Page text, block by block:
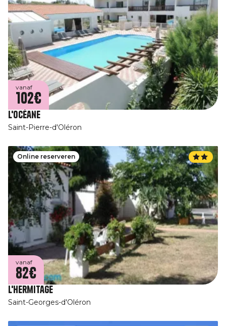
vanaf
102€
L'Océane
Saint-Pierre-d'Oléron
Online reserveren
vanaf
82€
L'Hermitage
Saint-Georges-d'Oléron